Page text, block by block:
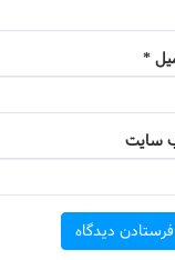
*
سایت